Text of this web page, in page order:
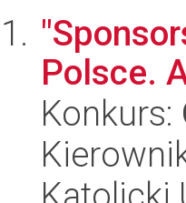
Polsce.
Konkurs: